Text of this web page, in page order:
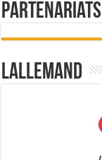
Partenariats
Lallemand